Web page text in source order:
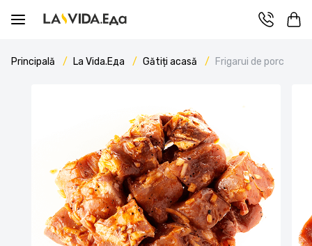
Principală La Vida.Еда Gătiți acasă Frigarui de porc